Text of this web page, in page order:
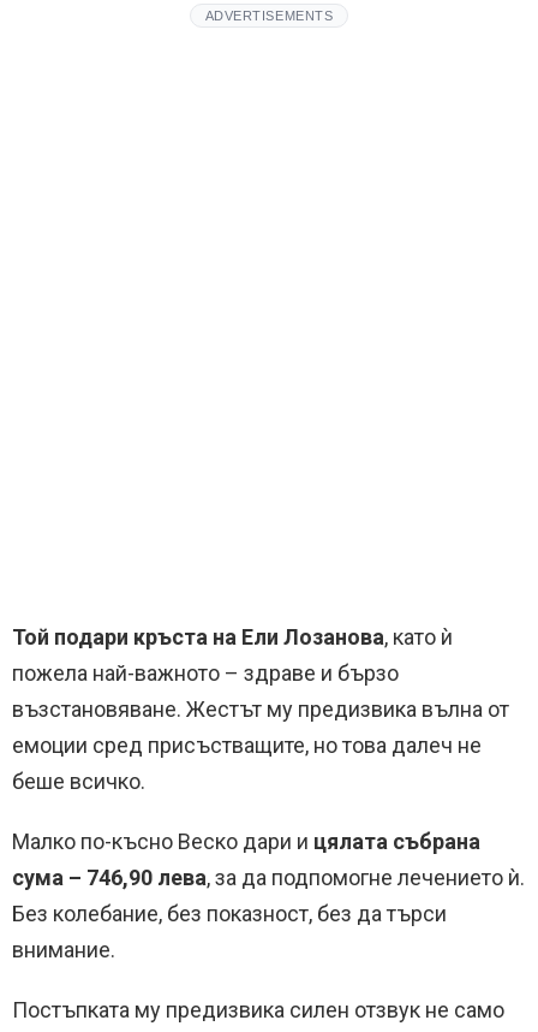
ADVERTISEMENTS
Той подари кръста на Ели Лозанова, като ѝ
пожела най-важното – здраве и бързо
възстановяване. Жестът му предизвика вълна от
емоции сред присъстващите, но това далеч не
беше всичко.
Малко по-късно Веско дари и цялата събрана
сума – 746,90 лева, за да подпомогне лечението ѝ.
Без колебание, без показност, без да търси
внимание.
Постъпката му предизвика силен отзвук не само